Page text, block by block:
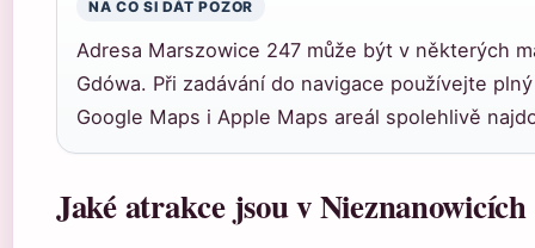
NA CO SI DÁT POZOR
Adresa Marszowice 247 může být v některých
Gdówa. Při zadávání do navigace používejte
Google Maps i Apple Maps areál spolehlivě
Jaké atrakce jsou v